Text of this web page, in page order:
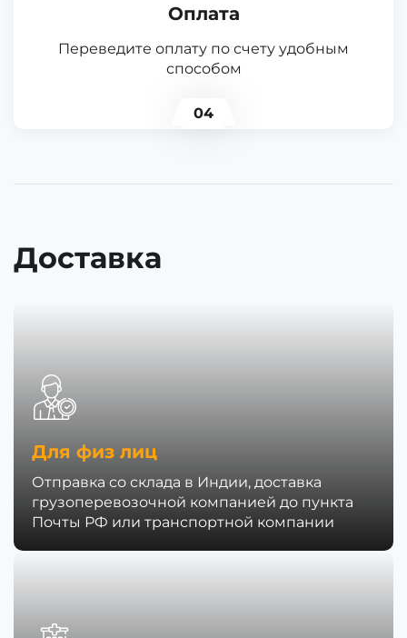
Оплата
Переведите оплату по счету удобным
способом
04
Доставка
Для физ лиц
Отправка со склада в Индии, доставка
грузоперевозочной компанией до пункта
Почты РФ или транспортной компании